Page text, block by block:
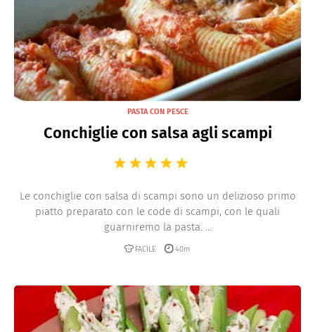
PASTA CON PESCE
Conchiglie con salsa agli scampi
Le conchiglie con salsa di scampi sono un delizioso primo
piatto preparato con le code di scampi, con le quali
guarniremo la pasta. ...
FACILE 40m